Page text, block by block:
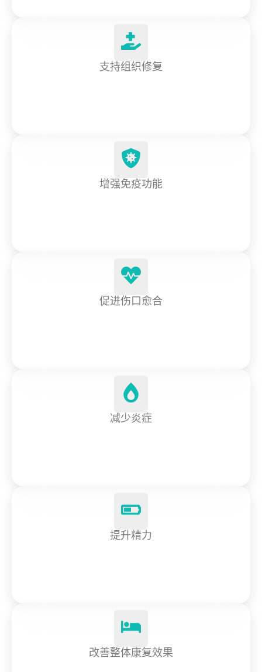
支持组织修复
增强免疫功能
促进伤口愈合
减少炎症
提升精力
改善整体康复效果